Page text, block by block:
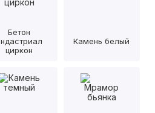
Бетон
циркон
Камень белый